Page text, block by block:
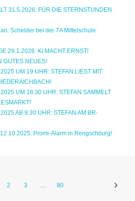
31.5.2026: FÜR DIE STERNSTUNDEN
Scheider bei der 7A Mittelschule
29.1.2026: KI MACHT ERNST!
GUTES NEUES!
UM 19 UHR: STEFAN LIEST MIT
UM 18.30 UHR: STEFAN SAMMELT
AB 9:30 UHR: STEFAN AM BR-
Promi-Alarm in Rengschburg!
2 3 80